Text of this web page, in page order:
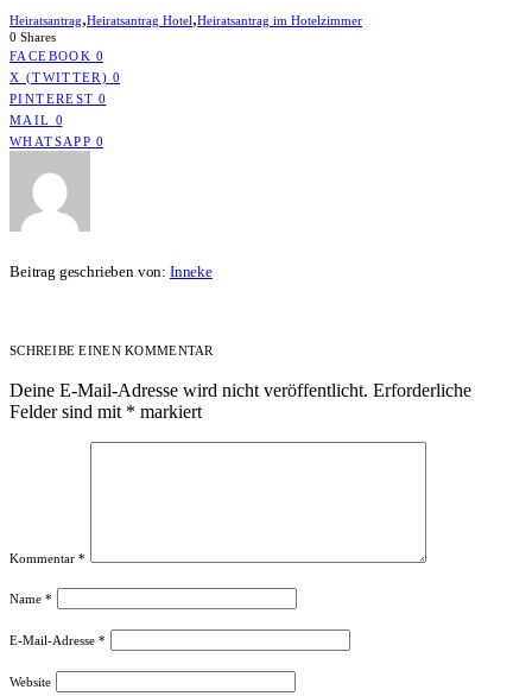
Heiratsantrag,Heiratsantrag Hotel,Heiratsantrag im Hotelzimmer
0 Shares
FACEBOOK 0
X (TWITTER) 0
PINTEREST 0
MAIL 0
WHATSAPP 0
Beitrag geschrieben von: Inneke
SCHREIBE EINEN KOMMENTAR
Deine E-Mail-Adresse wird nicht veröffentlicht. Erforderliche
Felder sind mit * markiert
Kommentar *
Name *
E-Mail-Adresse *
Website